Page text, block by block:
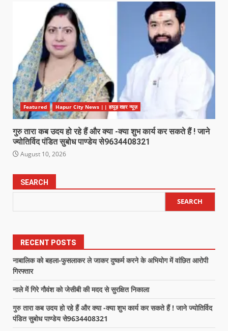
Featured Hapur City News || हापुड़ शहर न्यूज़
गुरु तारा कब उदय हो रहे हैं और क्या -क्या शुभ कार्य कर सकते हैं ! जाने
ज्योतिर्विद पंडित सुबोध पाण्डेय से9634408321
August 10, 2026
SEARCH
SEARCH
RECENT POSTS
नाबालिक को बहला-फुसलाकर ले जाकर दुष्कर्म करने के अभियोग में वांछित आरोपी
गिरफ्तार
नाले में गिरे गौवंश को जेसीबी की मदद से सुरक्षित निकाला
गुरु तारा कब उदय हो रहे हैं और क्या -क्या शुभ कार्य कर सकते हैं ! जाने ज्योतिर्विद
पंडित सुबोध पाण्डेय से9634408321